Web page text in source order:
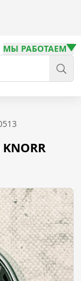
МЫ РАБОТАЕМ